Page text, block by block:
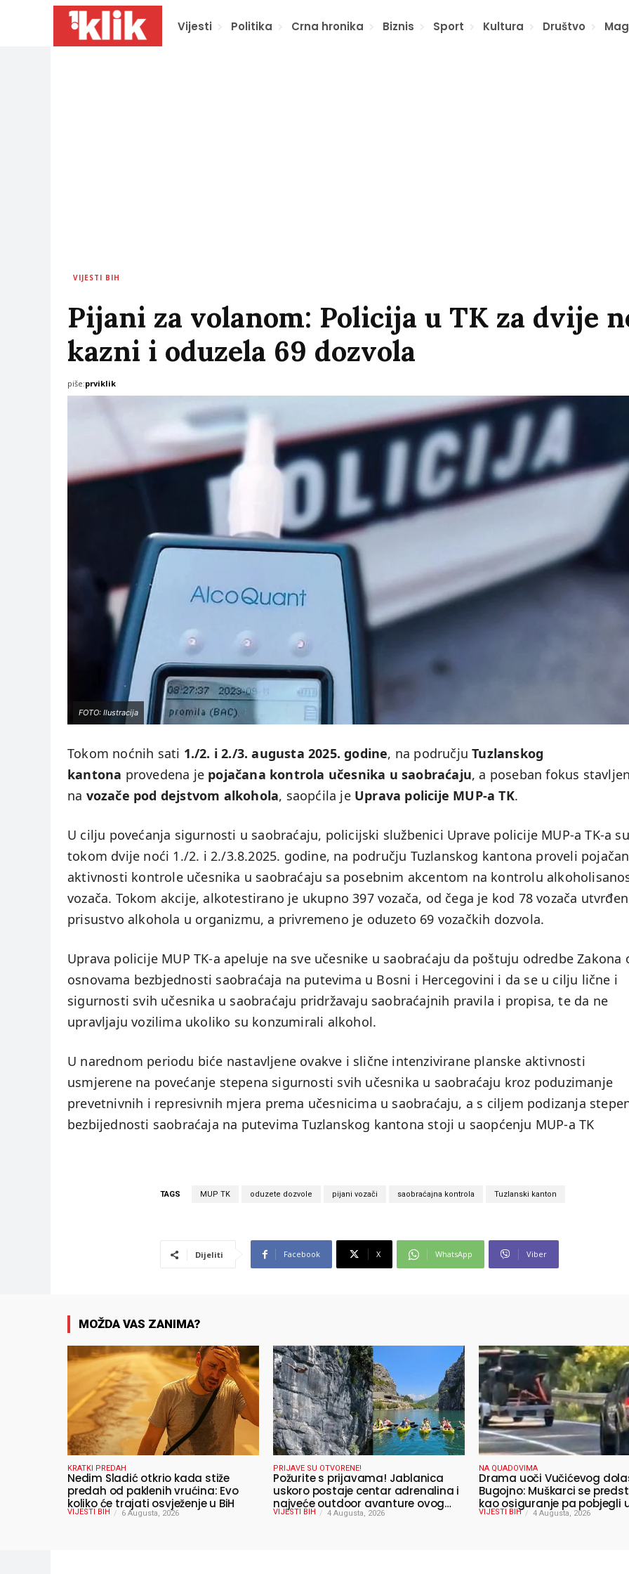
Vijesti Politika Crna hronika Biznis Sport Kultura Društvo
VIJESTI BIH
Pijani za volanom: Policija u TK za dvije
kazni i oduzela 69 dozvola
piše:prviklik
FOTO: Ilustracija
Tokom noćnih sati 1./2. i 2./3. augusta 2025. godine, na područjuTuzlanskog
kantona provedena je pojačana kontrola učesnika u saobraćaju, a poseban fokus
na vozače pod dejstvom alkohola, saopćila je Uprava policije MUP-a TK.
U cilju povećanja sigurnosti u saobraćaju, policijski službenici Uprave policije MUP-a TK-a su
tokom dvije noći 1./2. i 2./3.8.2025. godine, na području Tuzlanskog kantona proveli
aktivnosti kontrole učesnika u saobraćaju sa posebnim akcentom na kontrolu
vozača. Tokom akcije, alkotestirano je ukupno 397 vozača, od čega je kod 78 vozača
prisustvo alkohola u organizmu, a privremeno je oduzeto 69 vozačkih dozvola.
Uprava policije MUP TK-a apeluje na sve učesnike u saobraćaju da poštuju odredbe Zakona
osnovama bezbjednosti saobraćaja na putevima u Bosni i Hercegovini i da se u cilju lične i
sigurnosti svih učesnika u saobraćaju pridržavaju saobraćajnih pravila i propisa, te da ne
upravljaju vozilima ukoliko su konzumirali alkohol.
U narednom periodu biće nastavljene ovakve i slične intenzivirane planske aktivnosti
usmjerene na povećanje stepena sigurnosti svih učesnika u saobraćaju kroz poduzimanje
prevetnivnih i represivnih mjera prema učesnicima u saobraćaju, a s ciljem podizanja
bezbijednosti saobraćaja na putevima Tuzlanskog kantona stoji u saopćenju MUP-a TK
TAGS MUP TK oduzete dozvole pijani vozači saobraćajna kontrola Tuzlanski kanton
Dijeliti Facebook X WhatsApp Viber
MOŽDA VAS ZANIMA?
KRATKI PREDAH
Nedim Sladić otkrio kada stiže
predah od paklenih vrućina: Evo
koliko će trajati osvježenje u BiH
VIJESTI BIH 6 Augusta, 2026
PRIJAVE SU OTVORENE!
Požurite s prijavama! Jablanica
uskoro postaje centar adrenalina i
najveće outdoor avanture ovog
ljeta
VIJESTI BIH 4 Augusta, 2026
NA QUADOVIMA
Drama uoči Vučićevog
Bugojno: Muškarci se
kao osiguranje pa pobjegli
VIJESTI BIH 4 Augusta, 2026